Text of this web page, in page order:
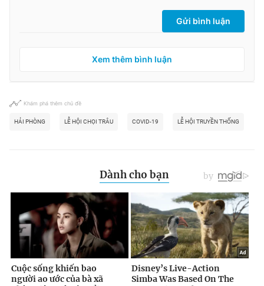
Gửi bình luận
Xem thêm bình luận
Khám phá thêm chủ đề
HẢI PHÒNG LỄ HỘI CHỌI TRÂU COVID-19 LỄ HỘI TRUYỀN THỐNG